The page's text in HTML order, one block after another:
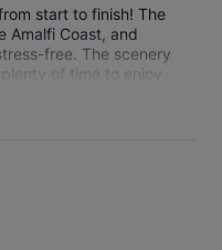
start to finish! The
Amalfi Coast, and
free. The scenery
of time to enjoy